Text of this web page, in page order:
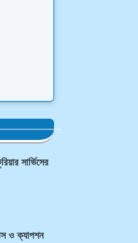
সার্ভিসের
ও ক্যাপশন